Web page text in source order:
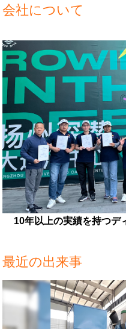
会社について
10年以上の実績を持つデ
最近の出来事